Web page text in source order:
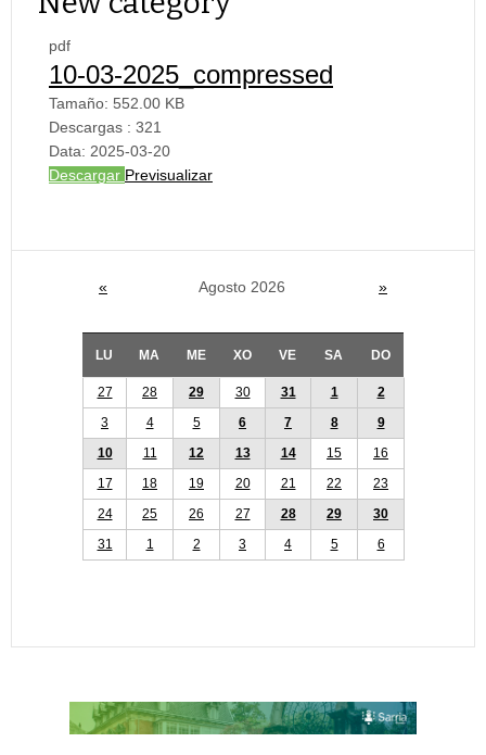
pdf
10-03-2025_compressed
Tamaño: 552.00 KB
Descargas : 321
Data: 2025-03-20
Descargar Previsualizar
« Agosto 2026 »
LU MA ME XO VE SA DO
27 28 29 30 31 1
2
3
4 5 6 7 8
9
10
11 12 13 14 15
16
17
18 19 20 21 22
23
24
25 26 27 28 29
30
31
1 2 3 4 5 6